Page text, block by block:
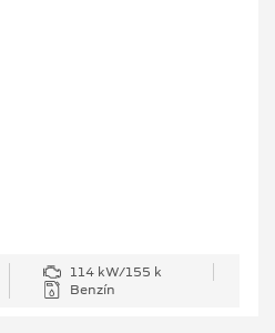
114 kW/155 k
Benzín